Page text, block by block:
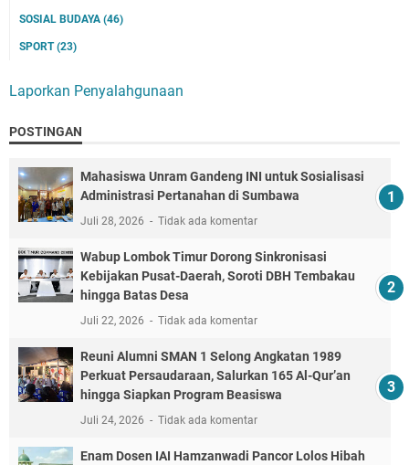
SOSIAL BUDAYA (46)
SPORT(23)
Laporkan Penyalahgunaan
POSTINGAN
Mahasiswa Unram Gandeng INI untuk Sosialisasi
Administrasi Pertanahan di Sumbawa
Juli 28, 2026 Tidak ada komentar
Wabup Lombok Timur Dorong Sinkronisasi
Kebijakan Pusat-Daerah, Soroti DBH Tembakau
hingga Batas Desa
Juli 22, 2026 Tidak ada komentar
Reuni Alumni SMAN 1 Selong Angkatan 1989
Perkuat Persaudaraan, Salurkan 165 Al-Qur’an
hingga Siapkan Program Beasiswa
Juli 24, 2026 Tidak ada komentar
Enam Dosen IAI Hamzanwadi Pancor Lolos Hibah